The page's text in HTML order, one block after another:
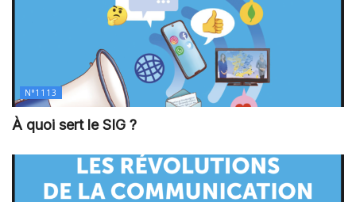
N°1113
À quoi sert le SIG ?